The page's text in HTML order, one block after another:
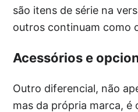
são itens de série na
outros continuam como
Acessórios e
Outro diferencial, não
mas da própria marca, é